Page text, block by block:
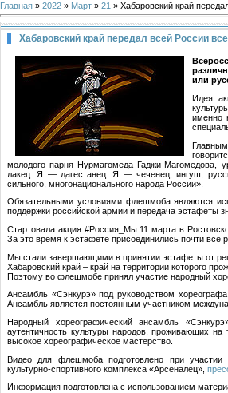
Главная » 2022 » Март » 21 » Хабаровский край
Хабаровский край передал всей России
или
Идея
именно
молодого парня Нурмагомеда Гаджи-Магомедова,
лакец. Я — дагестанец. Я — чеченец, ингуш,
сильного, многонационального народа России».
Обязательными условиями флешмоба являются
поддержки российской армии и передача эстафеты
Стартовала акция #Россия_Мы 11 марта в
За это время к эстафете присоединились почти все
Мы стали завершающими в принятии эстафеты от
Хабаровский край – край на территории которого
Поэтому во флешмобе принял участие народный
Ансамбль «Сэнкурэ» под руководством
Ансамбль является постоянным участником
Народный хореографический ансамбль
аутентичность культуры народов, проживающих
высокое хореографическое мастерство.
Видео для флешмоба подготовлено при участии
культурно-спортивного комплекса «Арсеналец»,
Информация подготовлена с использованием